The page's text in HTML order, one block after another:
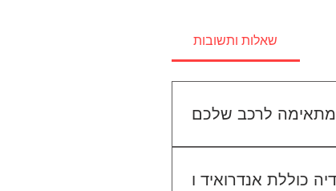
שאלות ותשובות
מתאים לכם.